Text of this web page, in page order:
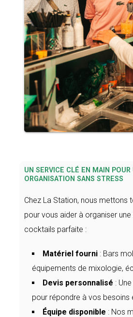
UN SERVICE CLÉ EN MAIN POUR
ORGANISATION SANS STRESS
Chez La Station, nous mettons
pour vous aider à organiser
cocktails parfaite :
Matériel fourni : Bars
équipements de mixologie,
Devis personnalisé :
pour répondre à vos besoins
Équipe disponible : Nos